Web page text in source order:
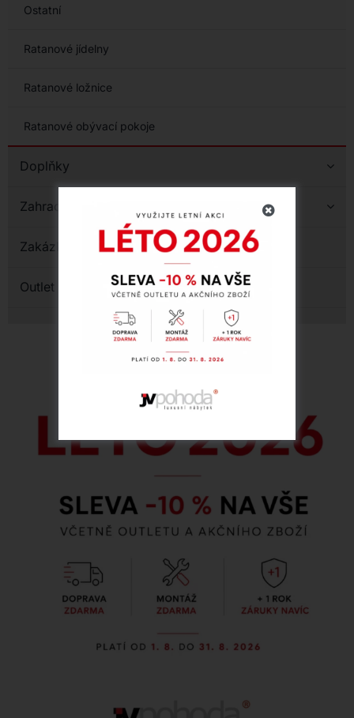
Ostatní
Ratanové jídelny
Ratanové ložnice
Ratanové obývací pokoje
Doplňky
Zahradní nábytek
Zakázková výroba
Outlet